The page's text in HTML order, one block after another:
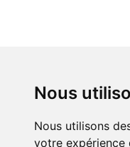
Nous
Nous utilisons
votre expérience